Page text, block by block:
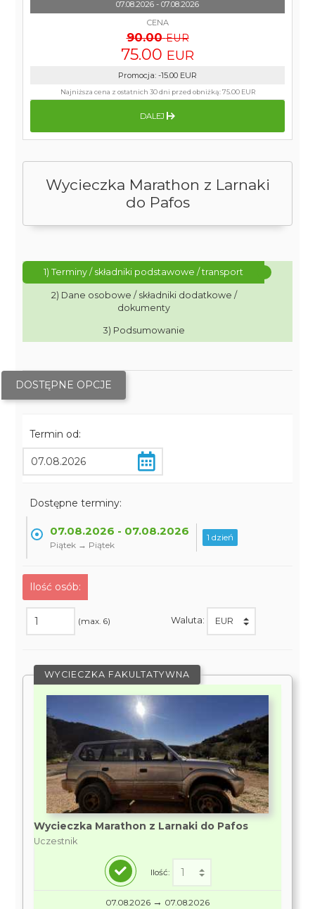
Wycieczka Marathon z Larnaki
do Pafos
1) Terminy / składniki podstawowe / transport
2) Dane osobowe / składniki dodatkowe /
dokumenty
3) Podsumowanie
DOSTĘPNE OPCJE
Termin od:
Dostępne terminy:
07.08.2026 - 07.08.2026
Piątek → Piątek
1 dzień
Ilość osób:
(max. 6) Waluta:
WYCIECZKA FAKULTATYWNA
Wycieczka Marathon z Larnaki do Pafos
Uczestnik
Ilość:
07.08.2026 → 07.08.2026
07.08.2026 - 07.08.2026
CENA
90.00 EUR
75.00 EUR
Promocja: -15.00 EUR
Najniższa cena z ostatnich 30 dni przed obniżką:75.00 EUR
DALEJ